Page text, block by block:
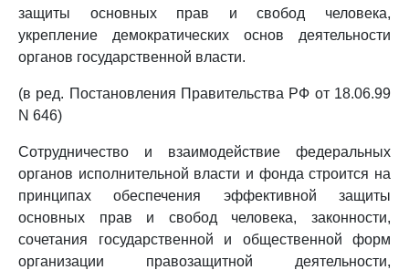
защиты основных прав и свобод человека,
укрепление демократических основ деятельности
органов государственной власти.
(в ред. Постановления Правительства РФ от 18.06.99
N 646)
Сотрудничество и взаимодействие федеральных
органов исполнительной власти и фонда строится на
принципах обеспечения эффективной защиты
основных прав и свобод человека, законности,
сочетания государственной и общественной форм
организации правозащитной деятельности,